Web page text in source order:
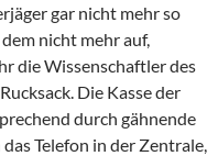
gar nicht mehr so
nicht mehr auf,
die Wissenschaftler des
Die Kasse der
durch gähnende
Telefon in der Zentrale,